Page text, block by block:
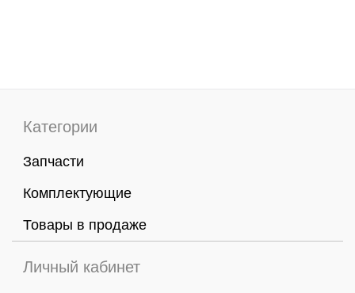
Категории
Запчасти
Комплектующие
Товары в продаже
Личный кабинет